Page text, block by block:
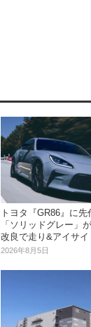
トヨタ『GR86』に
「ソリッドグレー」
改良で走り&アイサ
2026年8月5日